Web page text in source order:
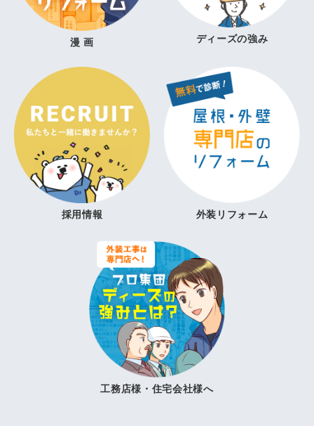
漫 画 ディーズの強み
採用情報 外装リフォーム
工務店様・住宅会社様へ